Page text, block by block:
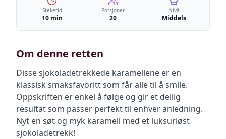
Steketid
10 min
Porsjoner
20
Nivå
Middels
Om denne retten
Disse sjokoladetrekkede karamellene er en
klassisk smaksfavoritt som får alle til å smile.
Oppskriften er enkel å følge og gir et deilig
resultat som passer perfekt til enhver anledning.
Nyt en søt og myk karamell med et luksuriøst
sjokoladetrekk!